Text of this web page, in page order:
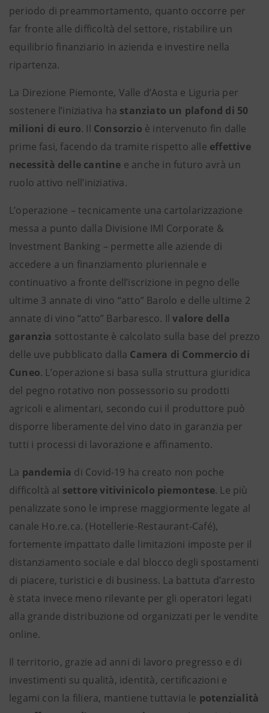
periodo di preammortamento, quanto occorre per
far fronte alle difficoltà del settore, ristabilire un
equilibrio finanziario in azienda e investire nella
ripartenza.
La Direzione Piemonte, Valle d’Aosta e Liguria per
sostenere l’iniziativa ha stanziato un plafond di 50
milioni di euro. Il Consorzio è intervenuto fin dalle
prime fasi, facendo da tramite rispetto alle effettive
necessità delle cantine e anche in futuro avrà un
ruolo attivo nell’iniziativa.
L’operazione – tecnicamente una cartolarizzazione
messa a punto dalla Divisione IMI Corporate &
Investment Banking – permette alle aziende di
accedere a un finanziamento pluriennale e
continuativo a fronte dell’iscrizione in pegno delle
ultime 3 annate di vino “atto” Barolo e delle ultime 2
annate di vino “atto” Barbaresco. Ilvalore della
garanzia sottostante è calcolato sulla base del prezzo
delle uve pubblicato dalla Camera di Commercio di
Cuneo. L’operazione si basa sulla struttura giuridica
del pegno rotativo non possessorio su prodotti
agricoli e alimentari, secondo cui il produttore può
disporre liberamente del vino dato in garanzia per
tutti i processi di lavorazione e affinamento.
La pandemia di Covid-19 ha creato non poche
difficoltà al settore vitivinicolo piemontese. Le più
penalizzate sono le imprese maggiormente legate al
canale Ho.re.ca. (Hotellerie-Restaurant-Café),
fortemente impattato dalle limitazioni imposte per il
distanziamento sociale e dal blocco degli spostamenti
di piacere, turistici e di business. La battuta d’arresto
è stata invece meno rilevante per gli operatori legati
alla grande distribuzione od organizzati per le vendite
online.
Il territorio, grazie ad anni di lavoro pregresso e di
investimenti su qualità, identità, certificazioni e
legami con la filiera, mantiene tuttavia le potenzialità